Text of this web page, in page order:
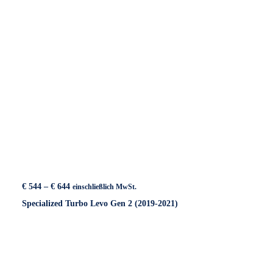
€ 544 – € 644Preisspanne:
bis
einschließlich MwSt.
Specialized Turbo Levo Gen 2 (2019-2021)